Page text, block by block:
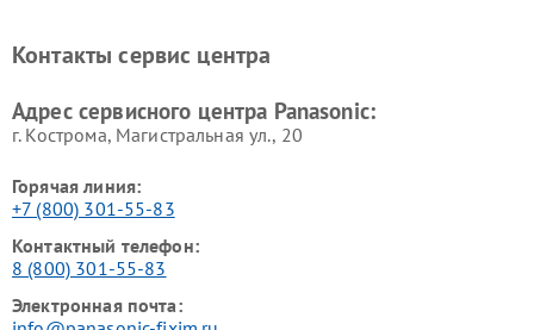
панелей Panasonic
Контакты сервис центра
Адрес сервисного центра Panasonic:
г. Кострома, Магистральная ул., 20
Горячая линия:
+7 (800) 301-55-83
Контактный телефон:
8 (800) 301-55-83
Электронная почта: